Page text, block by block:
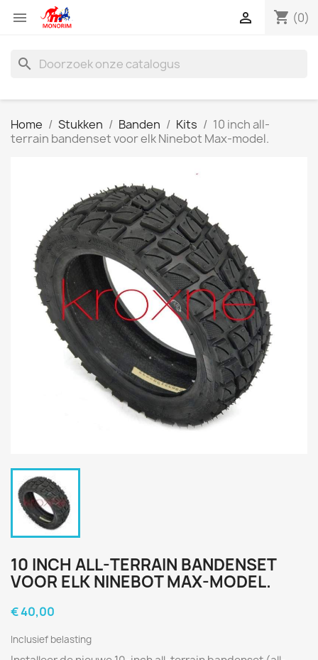
 shopping_cart (0)

search
Home Stukken Banden Kits
10 inch all-
terrain bandenset voor elk Ninebot Max-model.
10 INCH ALL-TERRAIN BANDENSET
VOOR ELK NINEBOT MAX-MODEL.
€ 40,00
Inclusief belasting